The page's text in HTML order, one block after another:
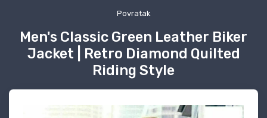
Povratak
Men's Classic Green Leather Biker
Jacket | Retro Diamond Quilted
Riding Style